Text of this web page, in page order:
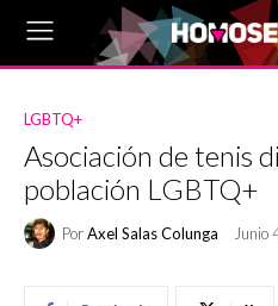
LGBTQ+
Asociación de tenis
población LGBTQ+
PorAxel Salas Colunga Junio